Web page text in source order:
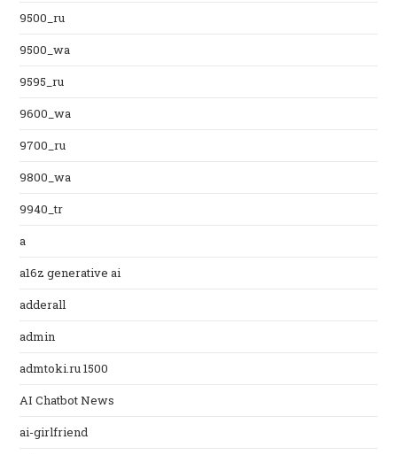
9500_ru
9500_wa
9595_ru
9600_wa
9700_ru
9800_wa
9940_tr
a
a16z generative ai
adderall
admin
admtoki.ru 1500
AI Chatbot News
ai-girlfriend